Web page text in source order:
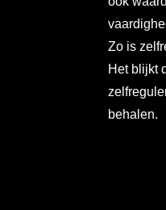
Zo is
Het blijkt
behalen.